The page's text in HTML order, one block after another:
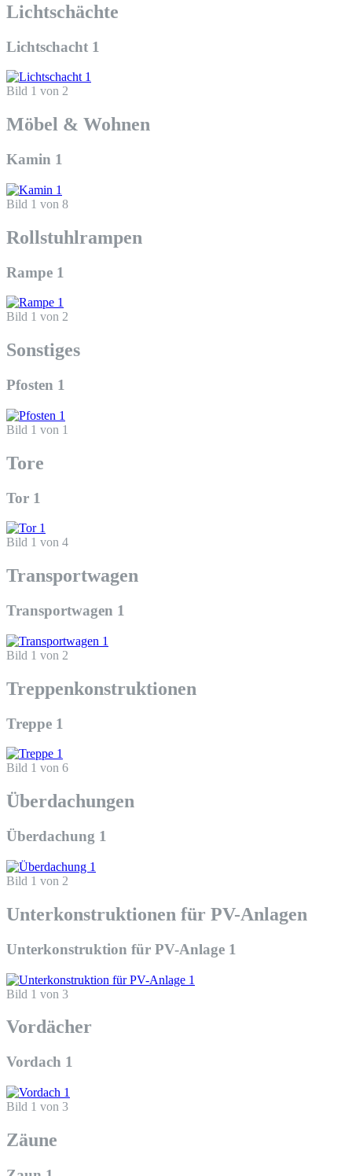
Lichtschächte
Lichtschacht 1
Bild 1 von 2
Möbel & Wohnen
Kamin 1
Bild 1 von 8
Rollstuhlrampen
Rampe 1
Bild 1 von 2
Sonstiges
Pfosten 1
Bild 1 von 1
Tore
Tor 1
Bild 1 von 4
Transportwagen
Transportwagen 1
Bild 1 von 2
Treppenkonstruktionen
Treppe 1
Bild 1 von 6
Überdachungen
Überdachung 1
Bild 1 von 2
Unterkonstruktionen für PV-Anlagen
Unterkonstruktion für PV-Anlage 1
Bild 1 von 3
Vordächer
Vordach 1
Bild 1 von 3
Zäune